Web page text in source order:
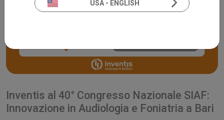
Inventis al 40° Congresso Nazionale SIAF:
Innovazione in Audiologia e Foniatria a Bari
USA - ENGLISH